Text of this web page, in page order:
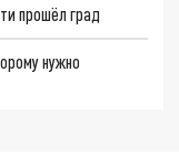
прошёл град
нужно